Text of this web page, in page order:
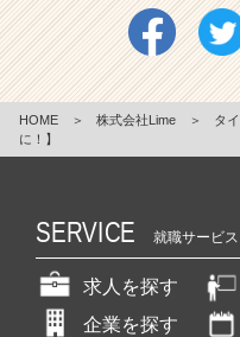
HOME ＞ 株式会社Lime ＞ タ
に！】
SERVICE 就職サービス
求人を探す
企業を探す